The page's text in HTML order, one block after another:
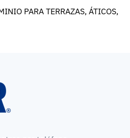
PARA TERRAZAS, ÁTICOS,